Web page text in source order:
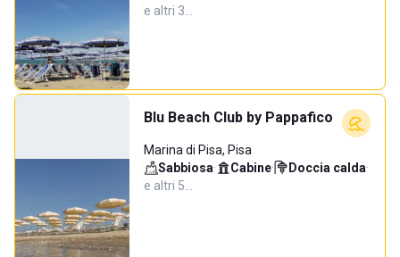
e altri 3…
Blu Beach Club by Pappafico
Marina di Pisa, Pisa
Sabbiosa· Cabine· Doccia calda·
e altri 5…